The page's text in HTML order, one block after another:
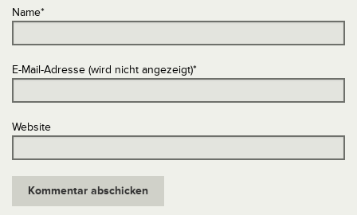
Name*
E-Mail-Adresse (wird nicht angezeigt)*
Website